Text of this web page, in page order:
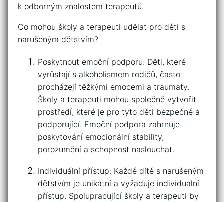
k odborným znalostem terapeutů.
Co mohou školy a terapeuti udělat pro ⁤děti s
narušeným dětstvím?
Poskytnout emoční ‌podporu: Děti, které
vyrůstají s alkoholismem rodičů, často
⁢procházejí těžkými emocemi a traumaty.
Školy a terapeuti mohou společně vytvořit
prostředí, které je pro tyto děti bezpečné a
podporující. Emoční podpora ‍zahrnuje
poskytování⁢ emocionální stability,
porozumění a schopnost naslouchat.
Individuální přístup: Každé dítě ⁤s narušeným
dětstvím je unikátní a vyžaduje individuální
přístup. Spolupracující školy a terapeuti by